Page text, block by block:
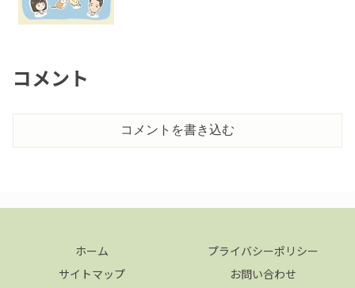
コメント
コメントを書き込む
ホーム
プライバシーポリシー
サイトマップ
お問い合わせ